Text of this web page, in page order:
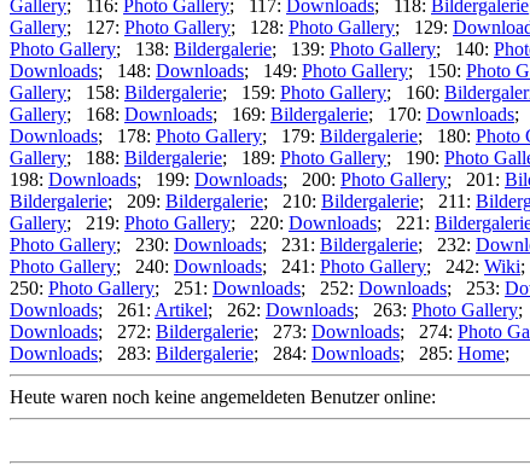
Gallery; 116: Photo Gallery; 117: Downloads; 118: Bildergalerie
Gallery; 127: Photo Gallery; 128: Photo Gallery; 129:
Photo Gallery; 138: Bildergalerie; 139: Photo Gallery; 140:
Downloads; 148: Downloads; 149: Photo Gallery; 150: Photo
Gallery; 158: Bildergalerie; 159: Photo Gallery; 160:
Gallery; 168: Downloads; 169: Bildergalerie; 170: Downloads;
Downloads; 178: Photo Gallery; 179: Bildergalerie; 180: Photo
Gallery; 188: Bildergalerie; 189: Photo Gallery; 190: Photo
198: Downloads; 199: Downloads; 200: Photo Gallery; 201:
Bildergalerie; 209: Bildergalerie; 210: Bildergalerie; 211:
Gallery; 219: Photo Gallery; 220: Downloads; 221:
Photo Gallery; 230: Downloads; 231: Bildergalerie; 232:
Photo Gallery; 240: Downloads; 241: Photo Gallery; 242: Wiki
250: Photo Gallery; 251: Downloads; 252: Downloads; 253:
Downloads; 261: Artikel; 262: Downloads; 263: Photo Gallery;
Downloads; 272: Bildergalerie; 273: Downloads; 274: Photo
Downloads; 283: Bildergalerie; 284: Downloads; 285: Home;
Heute waren noch keine angemeldeten Benutzer online: